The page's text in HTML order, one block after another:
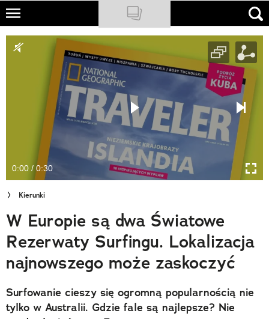
Skip
main
NATIONAL GEOGRAPHIC
TRAVELER
PODCASTY
Newsletter
Cuda Polski
Wielki Konkurs Fotograficzny
Trendbook Podróżniczy
Polecane
0:00 / 0:30
Kierunki
W Europie są dwa Światowe
Rezerwaty Surfingu. Lokalizacja
najnowszego może zaskoczyć
Surfowanie cieszy się ogromną popularnością nie
tylko w Australii. Gdzie fale są najlepsze? Nie